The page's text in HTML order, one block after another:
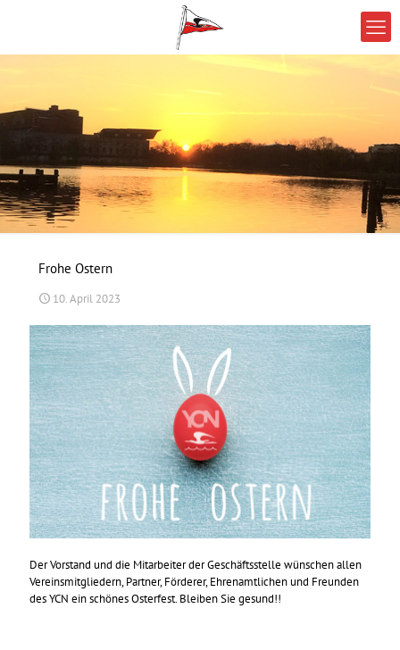
Frohe Ostern
10. April 2023
Der Vorstand und die Mitarbeiter der Geschäftsstelle wünschen allen
Vereinsmitgliedern, Partner, Förderer, Ehrenamtlichen und Freunden
des YCN ein schönes Osterfest. Bleiben Sie gesund!!